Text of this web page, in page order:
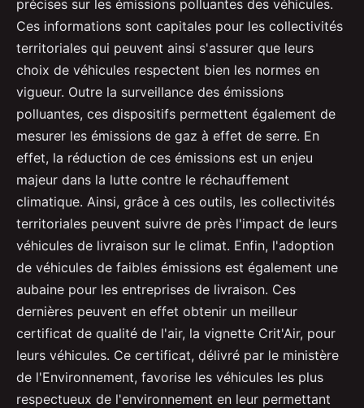
précises sur les émissions polluantes des véhicules.
Ces informations sont capitales pour les collectivités
territoriales qui peuvent ainsi s'assurer que leurs
choix de véhicules respectent bien les normes en
vigueur. Outre la surveillance des émissions
polluantes, ces dispositifs permettent également de
mesurer les émissions de gaz à effet de serre. En
effet, la réduction de ces émissions est un enjeu
majeur dans la lutte contre le réchauffement
climatique. Ainsi, grâce à ces outils, les collectivités
territoriales peuvent suivre de près l'impact de leurs
véhicules de livraison sur le climat. Enfin, l'adoption
de véhicules de faibles émissions est également une
aubaine pour les entreprises de livraison. Ces
dernières peuvent en effet obtenir un meilleur
certificat de qualité de l'air, la vignette Crit'Air, pour
leurs véhicules. Ce certificat, délivré par le ministère
de l'Environnement, favorise les véhicules les plus
respectueux de l'environnement en leur permettant